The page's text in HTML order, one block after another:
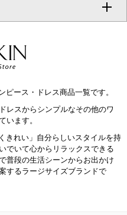
ーバッグ
ース・ドレス商品一覧です。
レスからシンプルなその他のワ
います。
きれい」自分らしいスタイルを持
でいて心からリラックスできる
普段の生活シーンからお出かけ
するラージサイズブランドで